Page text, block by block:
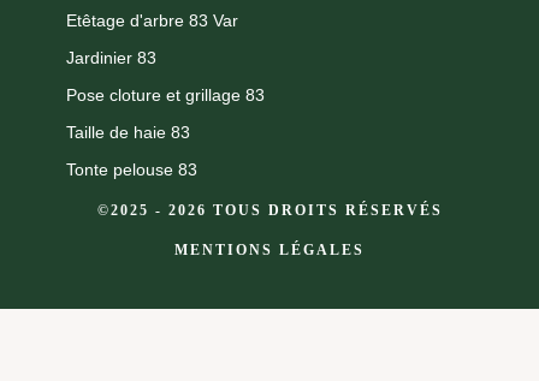
Etêtage d'arbre 83 Var
Jardinier 83
Pose cloture et grillage 83
Taille de haie 83
Tonte pelouse 83
©2025 - 2026 TOUS DROITS RÉSERVÉS
MENTIONS LÉGALES